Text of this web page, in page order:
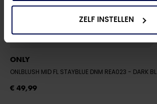
ZELF INSTELLEN
ONLY
ONLBLUSH MID FL STAYBLUE DNM REA023 - DARK BLUE DENIM
€ 49,99